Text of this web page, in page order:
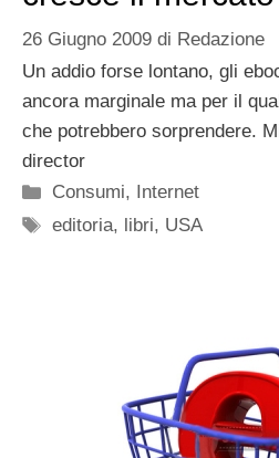
26 Giugno 2009 di Redazione
Un addio forse lontano, gli
ancora marginale ma per il
che potrebbero sorprendere.
director
Categorie
Consumi,
Internet
Tag
editoria, libri, USA